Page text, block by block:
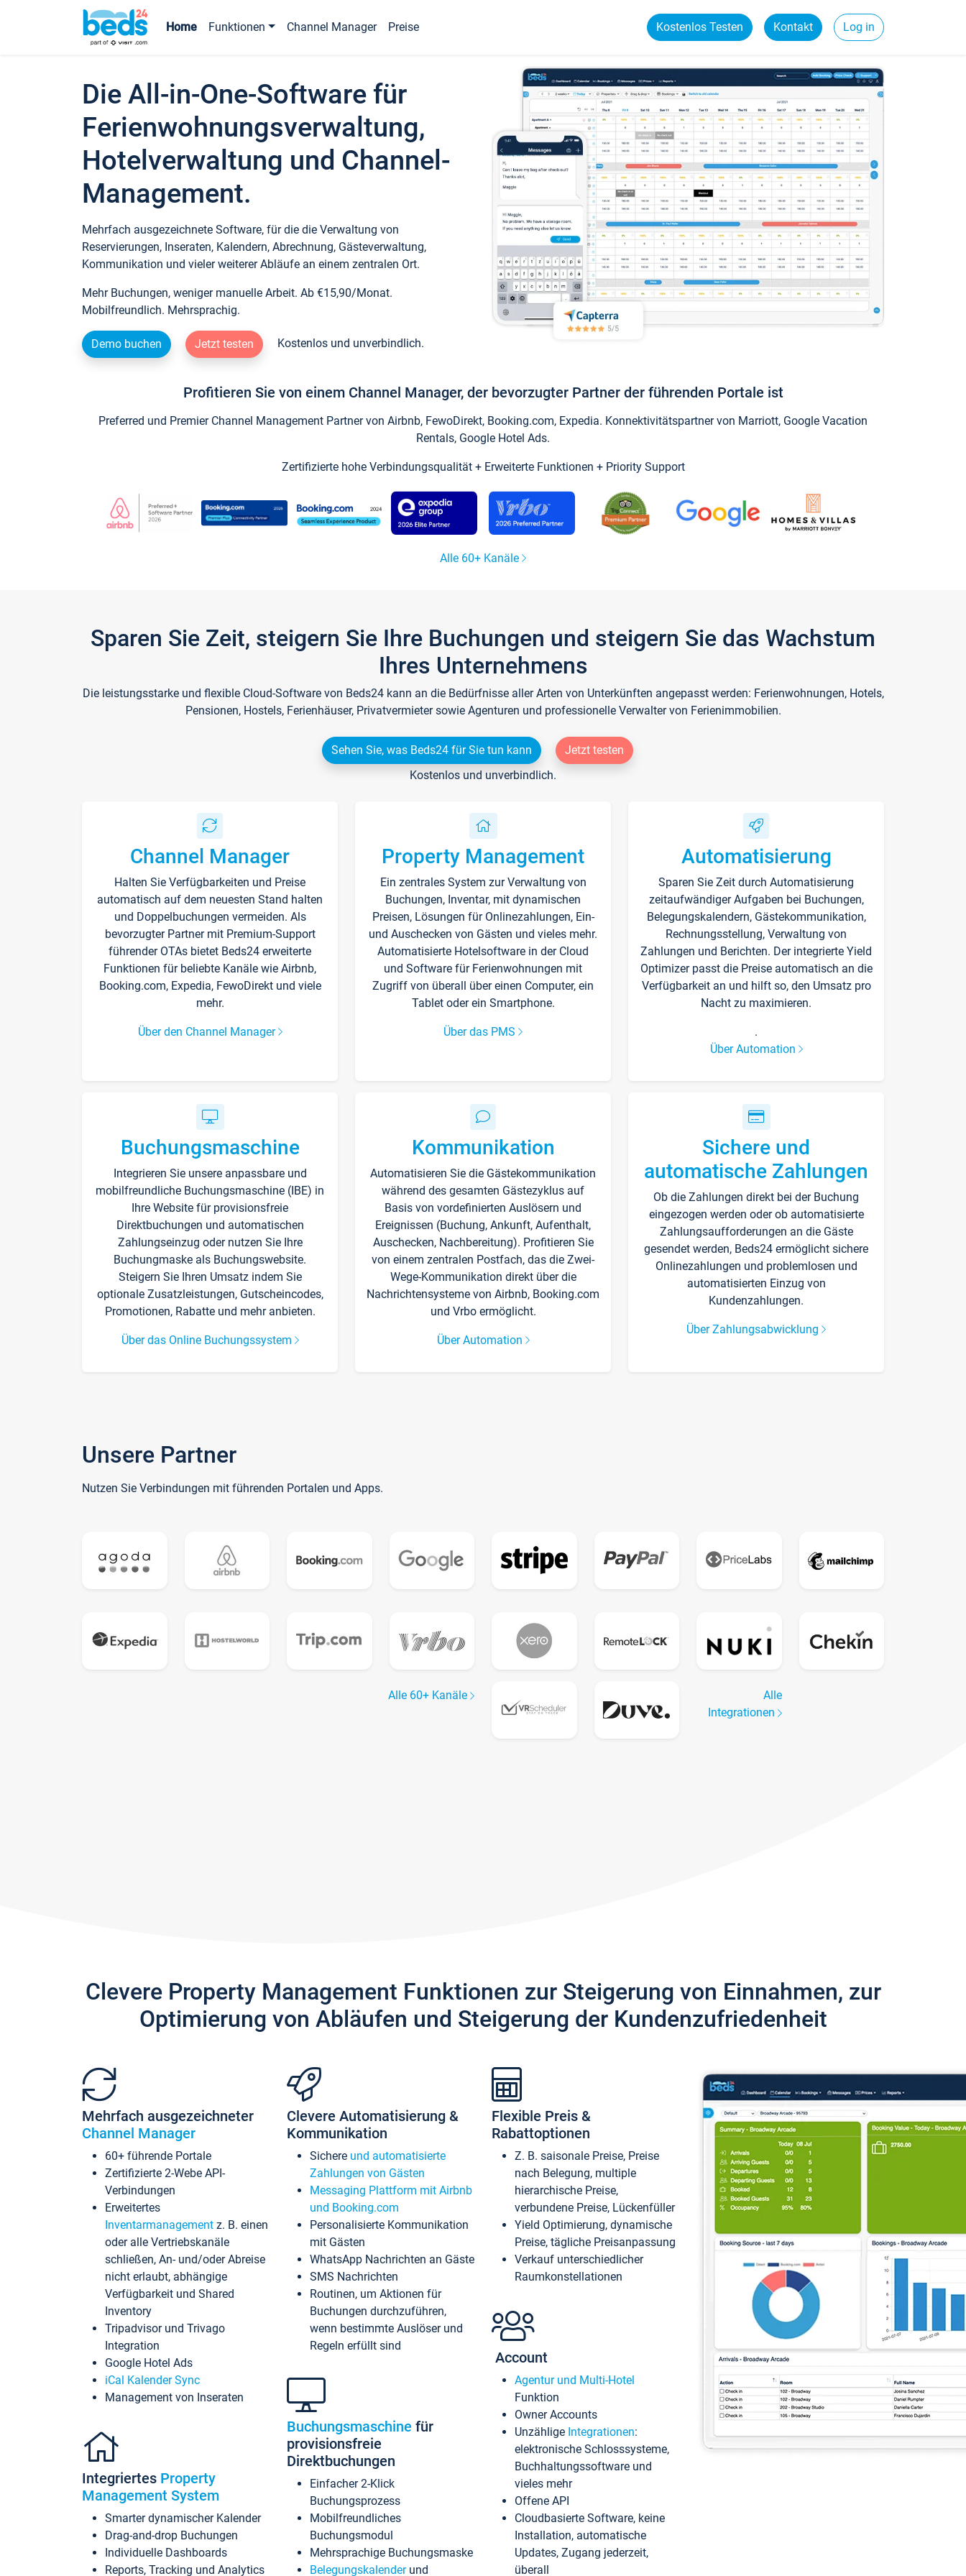
Home Funktionen Channel Manager Preise Kostenlos Testen Kontakt Log in
Die All-in-One-Software für
Ferienwohnungsverwaltung,
Hotelverwaltung und Channel-
Management.
Mehrfach ausgezeichnete Software, für die die Verwaltung von
Reservierungen, Inseraten, Kalendern, Abrechnung, Gästeverwaltung,
Kommunikation und vieler weiterer Abläufe an einem zentralen Ort.
Mehr Buchungen, weniger manuelle Arbeit. Ab €15,90/Monat.
Mobilfreundlich. Mehrsprachig.
Demo buchen Jetzt testen Kostenlos und unverbindlich.
Profitieren Sie von einem Channel Manager, der bevorzugter Partner der führenden Portale ist
Preferred und Premier Channel Management Partner von Airbnb, FewoDirekt, Booking.com, Expedia. Konnektivitätspartner von Marriott, Google Vacation
Rentals, Google Hotel Ads.
Zertifizierte hohe Verbindungsqualität + Erweiterte Funktionen + Priority Support
Alle 60+ Kanäle
Sparen Sie Zeit, steigern Sie Ihre Buchungen und steigern Sie das Wachstum
Ihres Unternehmens
Die leistungsstarke und flexible Cloud-Software von Beds24 kann an die Bedürfnisse aller Arten von Unterkünften angepasst werden: Ferienwohnungen, Hotels,
Pensionen, Hostels, Ferienhäuser, Privatvermieter sowie Agenturen und professionelle Verwalter von Ferienimmobilien.
Sehen Sie, was Beds24 für Sie tun kann
Jetzt testen
Kostenlos und unverbindlich.
Channel Manager
Halten Sie Verfügbarkeiten und Preise
automatisch auf dem neuesten Stand halten
und Doppelbuchungen vermeiden. Als
bevorzugter Partner mit Premium-Support
führender OTAs bietet Beds24 erweiterte
Funktionen für beliebte Kanäle wie Airbnb,
Booking.com, Expedia, FewoDirekt und viele
mehr.
Über den Channel Manager
Property Management
Ein zentrales System zur Verwaltung von
Buchungen, Inventar, mit dynamischen
Preisen, Lösungen für Onlinezahlungen, Ein-
und Auschecken von Gästen und vieles mehr.
Automatisierte Hotelsoftware in der Cloud
und Software für Ferienwohnungen mit
Zugriff von überall über einen Computer, ein
Tablet oder ein Smartphone.
Über das PMS
Automatisierung
Sparen Sie Zeit durch Automatisierung
zeitaufwändiger Aufgaben bei Buchungen,
Belegungskalendern, Gästekommunikation,
Rechnungsstellung, Verwaltung von
Zahlungen und Berichten. Der integrierte Yield
Optimizer passt die Preise automatisch an die
Verfügbarkeit an und hilft so, den Umsatz pro
Nacht zu maximieren.
.
Über Automation
Buchungsmaschine
Integrieren Sie unsere anpassbare und
mobilfreundliche Buchungsmaschine (IBE) in
Ihre Website für provisionsfreie
Direktbuchungen und automatischen
Zahlungseinzug oder nutzen Sie Ihre
Buchungmaske als Buchungswebsite.
Steigern Sie Ihren Umsatz indem Sie
optionale Zusatzleistungen, Gutscheincodes,
Promotionen, Rabatte und mehr anbieten.
Über das Online Buchungssystem
Kommunikation
Automatisieren Sie die Gästekommunikation
während des gesamten Gästezyklus auf
Basis von vordefinierten Auslösern und
Ereignissen (Buchung, Ankunft, Aufenthalt,
Auschecken, Nachbereitung). Profitieren Sie
von einem zentralen Postfach, das die Zwei-
Wege-Kommunikation direkt über die
Nachrichtensysteme von Airbnb, Booking.com
und Vrbo ermöglicht.
Über Automation
Sichere und
automatische Zahlungen
Ob die Zahlungen direkt bei der Buchung
eingezogen werden oder ob automatisierte
Zahlungsaufforderungen an die Gäste
gesendet werden, Beds24 ermöglicht sichere
Onlinezahlungen und problemlosen und
automatisierten Einzug von
Kundenzahlungen.
Über Zahlungsabwicklung
Unsere Partner
Nutzen Sie Verbindungen mit führenden Portalen und Apps.
Alle 60+ Kanäle
Alle
Integrationen
Clevere Property Management Funktionen zur Steigerung von Einnahmen, zur
Optimierung von Abläufen und Steigerung der Kundenzufriedenheit
Mehrfach ausgezeichneter
Channel Manager
60+ führende Portale
Zertifizierte 2-Webe API-
Verbindungen
Erweitertes
Inventarmanagement z. B. einen
oder alle Vertriebskanäle
schließen, An- und/oder Abreise
nicht erlaubt, abhängige
Verfügbarkeit und Shared
Inventory
Tripadvisor und Trivago
Integration
Google Hotel Ads
iCal Kalender Sync
Management von Inseraten
Integriertes Property
Management System
Smarter dynamischer Kalender
Drag-and-drop Buchungen
Individuelle Dashboards
Reports, Tracking und Analytics
Clevere Automatisierung &
Kommunikation
Sichere und automatisierte
Zahlungen von Gästen
Messaging Plattform mit Airbnb
und Booking.com
Personalisierte Kommunikation
mit Gästen
WhatsApp Nachrichten an Gäste
SMS Nachrichten
Routinen, um Aktionen für
Buchungen durchzuführen,
wenn bestimmte Auslöser und
Regeln erfüllt sind
Buchungsmaschine für
provisionsfreie
Direktbuchungen
Einfacher 2-Klick
Buchungsprozess
Mobilfreundliches
Buchungsmodul
Mehrsprachige Buchungsmaske
Belegungskalenderund
Flexible Preis &
Rabattoptionen
Z. B. saisonale Preise, Preise
nach Belegung, multiple
hierarchische Preise,
verbundene Preise, Lückenfüller
Yield Optimierung, dynamische
Preise, tägliche Preisanpassung
Verkauf unterschiedlicher
Raumkonstellationen
Account
Agentur und Multi-Hotel
Funktion
Owner Accounts
Unzählige Integrationen:
elektronische Schlosssysteme,
Buchhaltungssoftware und
vieles mehr
Offene API
Cloudbasierte Software, keine
Installation, automatische
Updates, Zugang jederzeit,
überall